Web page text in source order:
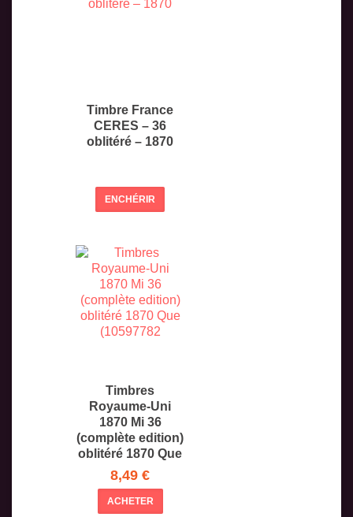
Timbre France
CERES – 36
oblitéré – 1870
ENCHÉRIR
Timbres
Royaume-Uni
1870 Mi 36
(complète edition)
oblitéré 1870 Que
8,49 €
ACHETER